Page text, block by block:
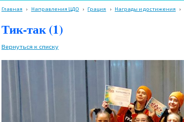
Главная › Направления ЦДО › Грация › Награды и достижения ›
Тик-так (1)
Вернуться к списку